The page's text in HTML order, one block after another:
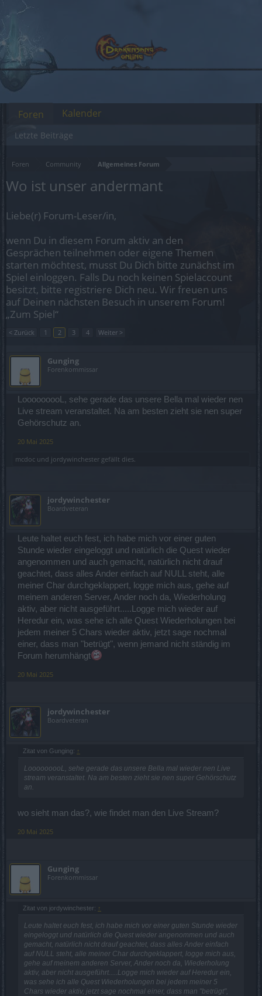
Foren Community Allgemeines Forum
Wo ist unser andermant
Liebe(r) Forum-Leser/in,
wenn Du in diesem Forum aktiv an den
Gesprächen teilnehmen oder eigene Themen
starten möchtest, musst Du Dich bitte zunächst im
Spiel einloggen. Falls Du noch keinen Spielaccount
besitzt, bitte registriere Dich neu. Wir freuen uns
auf Deinen nächsten Besuch in unserem Forum!
„Zum Spiel“
< Zurück 1 2 3 4 Weiter >
Gunging
Forenkommissar
LooooooooL, sehe gerade das unsere Bella mal wieder nen
Live stream veranstaltet. Na am besten zieht sie nen super
Gehörschutz an.
20 Mai 2025
mcdoc und jordywinchester gefällt dies.
jordywinchester
Boardveteran
Leute haltet euch fest, ich habe mich vor einer guten
Stunde wieder eingeloggt und natürlich die Quest wieder
angenommen und auch gemacht, natürlich nicht drauf
geachtet, dass alles Ander einfach auf NULL steht, alle
meiner Char durchgeklappert, logge mich aus, gehe auf
meinem anderen Server, Ander noch da, Wiederholung
aktiv, aber nicht ausgeführt.....Logge mich wieder auf
Heredur ein, was sehe ich alle Quest Wiederholungen bei
jedem meiner 5 Chars wieder aktiv, jetzt sage nochmal
einer, dass man "betrügt", wenn jemand nicht ständig im
Forum herumhängt
20 Mai 2025
jordywinchester
Boardveteran
Zitat von Gunging: ↑
LooooooooL, sehe gerade das unsere Bella mal wieder nen Live
stream veranstaltet. Na am besten zieht sie nen super Gehörschutz
an.
wo sieht man das?, wie findet man den Live Stream?
20 Mai 2025
Gunging
Forenkommissar
Zitat von jordywinchester: ↑
Leute haltet euch fest, ich habe mich vor einer guten Stunde wieder
eingeloggt und natürlich die Quest wieder angenommen und auch
gemacht, natürlich nicht drauf geachtet, dass alles Ander einfach
auf NULL steht, alle meiner Char durchgeklappert, logge mich aus,
gehe auf meinem anderen Server, Ander noch da, Wiederholung
aktiv, aber nicht ausgeführt.....Logge mich wieder auf Heredur ein,
was sehe ich alle Quest Wiederholungen bei jedem meiner 5
Chars wieder aktiv, jetzt sage nochmal einer, dass man "betrügt",
Foren
Letzte Beiträge
Kalender